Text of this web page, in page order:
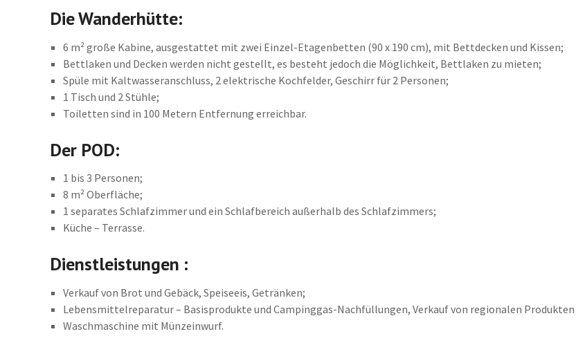
Die Wanderhütte:
6 m² große Kabine, ausgestattet mit zwei Einzel-Etagenbetten (90 x 190 cm), mit Bettdecken und Kissen;
Bettlaken und Decken werden nicht gestellt, es besteht jedoch die Möglichkeit, Bettlaken zu mieten;
Spüle mit Kaltwasseranschluss, 2 elektrische Kochfelder, Geschirr für 2 Personen;
1 Tisch und 2 Stühle;
Toiletten sind in 100 Metern Entfernung erreichbar.
Der POD:
1 bis 3 Personen;
8 m² Oberfläche;
1 separates Schlafzimmer und ein Schlafbereich außerhalb des Schlafzimmers;
Küche – Terrasse.
Dienstleistungen :
Verkauf von Brot und Gebäck, Speiseeis, Getränken;
Lebensmittelreparatur – Basisprodukte und Campinggas-Nachfüllungen, Verkauf von regionalen Produkten
Waschmaschine mit Münzeinwurf.